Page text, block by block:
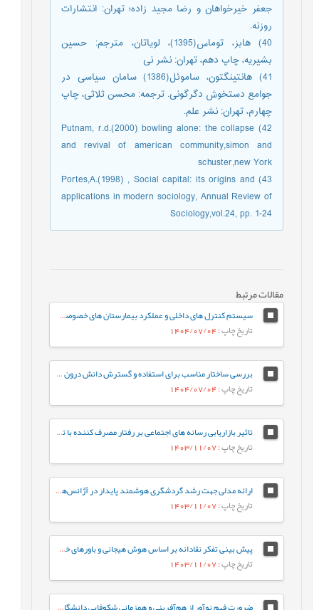
جعفر خیرخواهان و رضا مجید زاده؛ تهران: انتشارات
روزنه.
40) هابز، توماس(1395)، لویاتان، مترجم: حسین
بشیریه، چاپ دهم، تهران: نشر نی
41) هانتینگتون، ساموئل(1386) سامان سیاسی در
جوامع دستخوش دگرگونی. ترجمه: محسن ثلاثی، چاپ
چهارم، تهران: نشر علم.
42) Putnam, r.d.(2000) bowling alone: the collapse
and revival of american community,simon and
schuster,new York
43) Portes,A.(1998) , Social capital: its origins and
applications in modern sociology, Annual Review of
Sociology,vol.24, pp. 1-24
مقالات مرتبط
سیستم کنترل های داخلی و عملکرد بیمارستان های خصوصی: نوآوری، مدیریت سود و رهبری تحول آفرین
تاریخ چاپ: 1404/07/04
بررسی ساختار مناسب برای استفاده و گسترش دانش درون سازمانی در بانک‌ها (مورد مطالعه: بانک اقتصاد نوین)
تاریخ چاپ: 1404/07/04
تاثیر بازاریابی رسانه های اجتماعی بر رفتار مصرف کننده با توجه به نقش میانجی ارزش برند
تاریخ چاپ: 1403/11/07
ارائه مدلی جهت رشد گردشگری هوشمند پایدار در آژانس‌های مسافرتی شهر تهران
تاریخ چاپ: 1403/11/07
پیش بینی تفکر نقادانه بر اساس هوش هیجانی و باورهای خودکارآمدی مطالعه موردی: دانشجویان پرستاری دانشگاه علوم پزشکی لرستان
تاریخ چاپ: 1403/11/07